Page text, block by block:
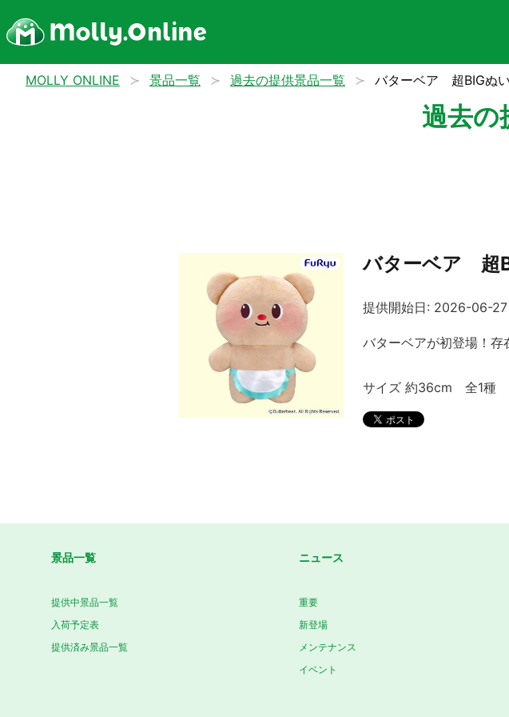
MOLLY ONLINE 景品一覧 過去の提供景品一覧 バターベア 超BIGぬ
過去の
バターベア 超
提供開始日: 2026-06-
バターベアが初登場！存
サイズ 約36cm 全1種
景品一覧
提供中景品一覧
入荷予定表
提供済み景品一覧
ニュース
重要
新登場
メンテナンス
イベント